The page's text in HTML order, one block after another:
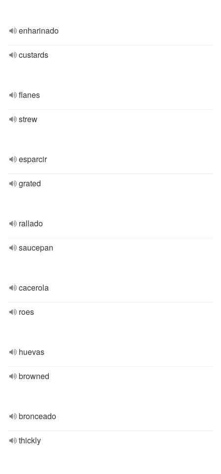
enharinado
custards
flanes
strew
esparcir
grated
rallado
saucepan
cacerola
roes
huevas
browned
bronceado
thickly